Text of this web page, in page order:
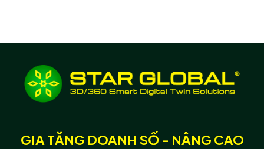
GIA TĂNG DOANH SỐ - NÂNG CAO